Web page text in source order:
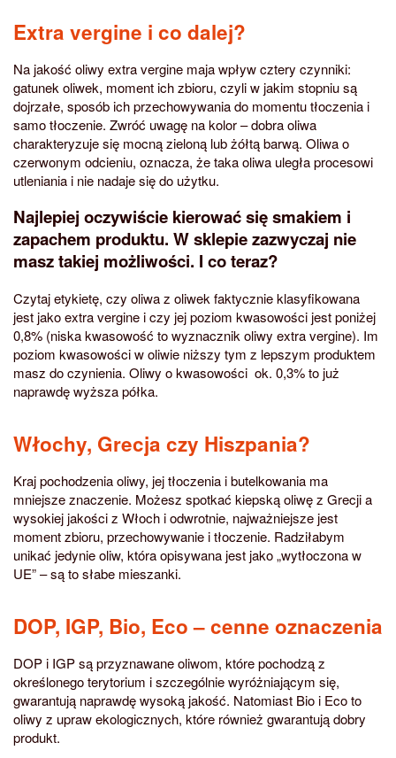
Extra vergine i co dalej?
Na jakość oliwy extra vergine maja wpływ cztery czynniki:
gatunek oliwek, moment ich zbioru, czyli w jakim stopniu są
dojrzałe, sposób ich przechowywania do momentu tłoczenia i
samo tłoczenie. Zwróć uwagę na kolor – dobra oliwa
charakteryzuje się mocną zieloną lub żółtą barwą. Oliwa o
czerwonym odcieniu, oznacza, że taka oliwa uległa procesowi
utleniania i nie nadaje się do użytku.
Najlepiej oczywiście kierować się smakiem i
zapachem produktu. W sklepie zazwyczaj nie
masz takiej możliwości. I co teraz?
Czytaj etykietę, czy oliwa z oliwek faktycznie klasyfikowana
jest jako extra vergine i czy jej poziom kwasowości jest poniżej
0,8% (niska kwasowość to wyznacznik oliwy extra vergine). Im
poziom kwasowości w oliwie niższy tym z lepszym produktem
masz do czynienia. Oliwy o kwasowości ok. 0,3% to już
naprawdę wyższa półka.
Włochy, Grecja czy Hiszpania?
Kraj pochodzenia oliwy, jej tłoczenia i butelkowania ma
mniejsze znaczenie. Możesz spotkać kiepską oliwę z Grecji a
wysokiej jakości z Włoch i odwrotnie, najważniejsze jest
moment zbioru, przechowywanie i tłoczenie. Radziłabym
unikać jedynie oliw, która opisywana jest jako „wytłoczona w
UE” – są to słabe mieszanki.
DOP, IGP, Bio, Eco – cenne oznaczenia
DOP i IGP są przyznawane oliwom, które pochodzą z
określonego terytorium i szczególnie wyróżniającym się,
gwarantują naprawdę wysoką jakość. Natomiast Bio i Eco to
oliwy z upraw ekologicznych, które również gwarantują dobry
produkt.